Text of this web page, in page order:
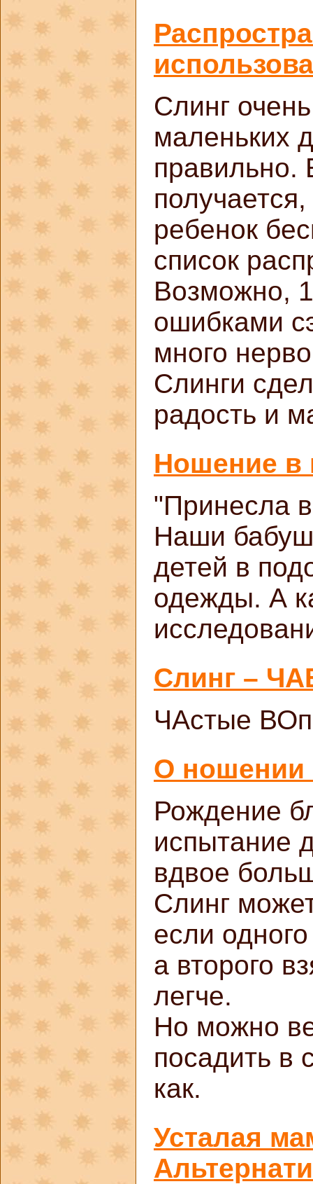
Слинг
маленьких
правильно.
ребенок
список
Возможно,
ошибками
много
Слинги
радость и
Ношение в
"Принесла
Наши
детей в
одежды. А
Слинг –
ЧАстые
О ношении
Рождение
испытание
вдвое
Слинг
если
а второго
легче.
Но можно
посадить в
как.
Усталая